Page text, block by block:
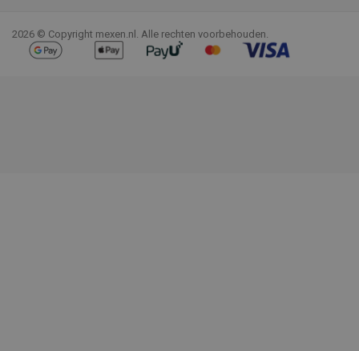
2026 © Copyright mexen.nl. Alle rechten voorbehouden.